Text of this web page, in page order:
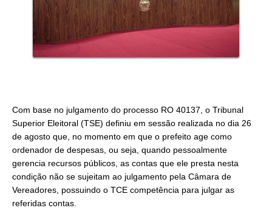
Com base no julgamento do processo RO 40137, o Tribunal
Superior Eleitoral (TSE) definiu em sessão realizada no dia 26
de agosto que, no momento em que o prefeito age como
ordenador de despesas, ou seja, quando pessoalmente
gerencia recursos públicos, as contas que ele presta nesta
condição não se sujeitam ao julgamento pela Câmara de
Vereadores, possuindo o TCE competência para julgar as
referidas contas.